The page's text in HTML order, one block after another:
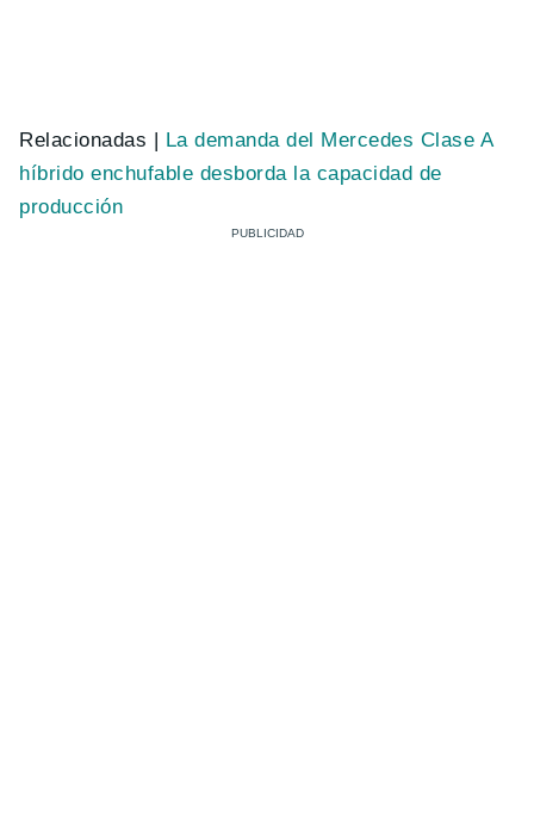
Relacionadas |
La demanda del Mercedes Clase A
híbrido enchufable desborda la capacidad de
producción